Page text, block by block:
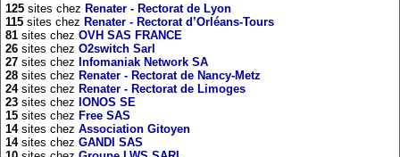
125 sites chez Renater - Rectorat de Lyon
115 sites chez Renater - Rectorat d’Orléans-Tours
81 sites chez OVH SAS FRANCE
26 sites chez O2switch Sarl
27 sites chez Infomaniak Network SA
28 sites chez Renater - Rectorat de Nancy-Metz
24sites chez Renater - Rectorat de Limoges
23 sites chez IONOS SE
15 sites chez Free SAS
14sites chez Association Gitoyen
14sites chez GANDI SAS